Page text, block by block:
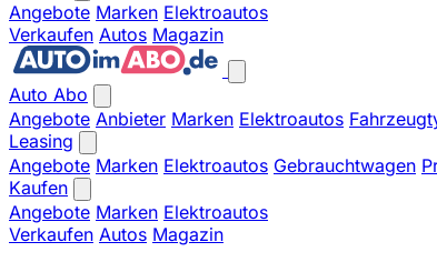
Angebote Marken Elektroautos
Verkaufen Autos Magazin
Auto Abo
Angebote Anbieter Marken Elektroautos
Leasing
Angebote Marken Elektroautos Gebrauchtwagen
Kaufen
Angebote Marken Elektroautos
Verkaufen Autos Magazin